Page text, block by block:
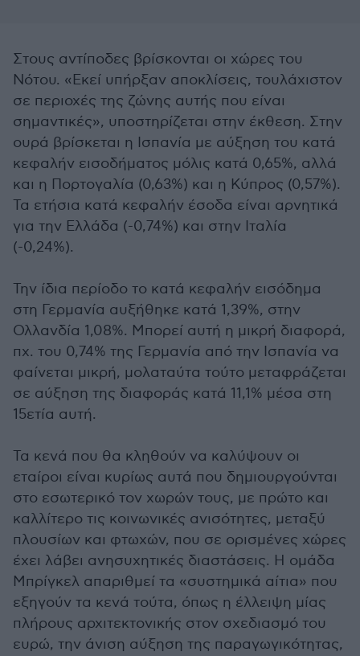
Στους αντίποδες βρίσκονται οι χώρες του
Νότου. «Εκεί υπήρξαν αποκλίσεις, τουλάχιστον
σε περιοχές της ζώνης αυτής που είναι
σημαντικές», υποστηρίζεται στην έκθεση. Στην
ουρά βρίσκεται η Ισπανία με αύξηση του κατά
κεφαλήν εισοδήματος μόλις κατά 0,65%, αλλά
και η Πορτογαλία (0,63%) και η Κύπρος (0,57%).
Τα ετήσια κατά κεφαλήν έσοδα είναι αρνητικά
για την Ελλάδα (-0,74%) και στην Ιταλία
(-0,24%).
Την ίδια περίοδο το κατά κεφαλήν εισόδημα
στη Γερμανία αυξήθηκε κατά 1,39%, στην
Ολλανδία 1,08%. Μπορεί αυτή η μικρή διαφορά,
πχ. του 0,74% της Γερμανία από την Ισπανία να
φαίνεται μικρή, μολαταύτα τούτο μεταφράζεται
σε αύξηση της διαφοράς κατά 11,1% μέσα στη
15ετία αυτή.
Τα κενά που θα κληθούν να καλύψουν οι
εταίροι είναι κυρίως αυτά που δημιουργούνται
στο εσωτερικό τον χωρών τους, με πρώτο και
καλλίτερο τις κοινωνικές ανισότητες, μεταξύ
πλουσίων και φτωχών, που σε ορισμένες χώρες
έχει λάβει ανησυχητικές διαστάσεις. Η ομάδα
Μπρίγκελ απαριθμεί τα «συστημικά αίτια» που
εξηγούν τα κενά τούτα, όπως η έλλειψη μίας
πλήρους αρχιτεκτονικής στον σχεδιασμό του
ευρώ, την άνιση αύξηση της παραγωγικότητας,